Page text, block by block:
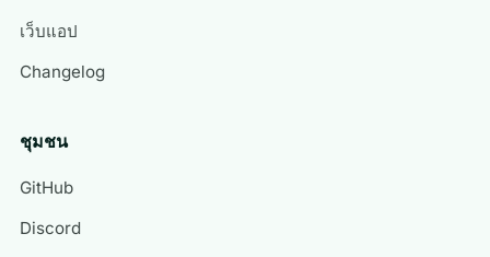
เว็บแอป
Changelog
ชุมชน
GitHub
Discord